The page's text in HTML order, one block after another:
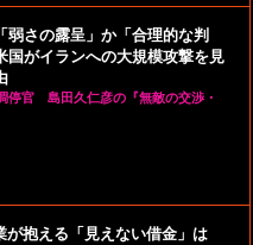
弱さの露呈」か「合理的な判
国がイランへの大規模攻撃を見
停官 島田久仁彦の『無敵の交渉・
が抱える「見えない借金」は